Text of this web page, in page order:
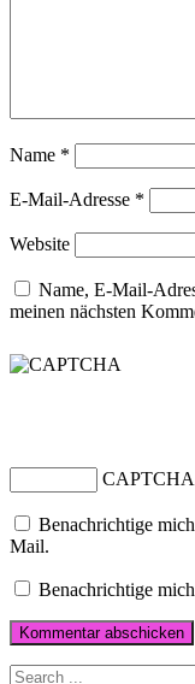
Name *
E-Mail-Adresse *
Website
Name, E-Mail-
meinen nächsten
CAPTCHA
Benachrichtige
Mail.
Benachrichtige